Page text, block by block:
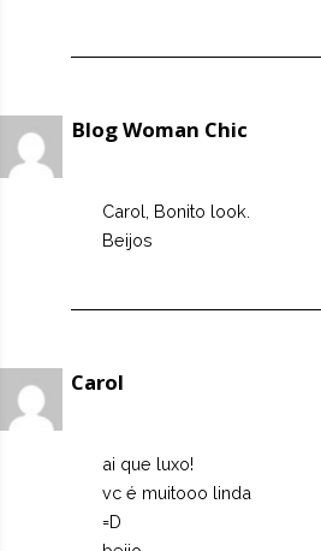
Blog Woman Chic
Carol, Bonito look.
Beijos
Carol
ai que luxo!
vc é muitooo linda
=D